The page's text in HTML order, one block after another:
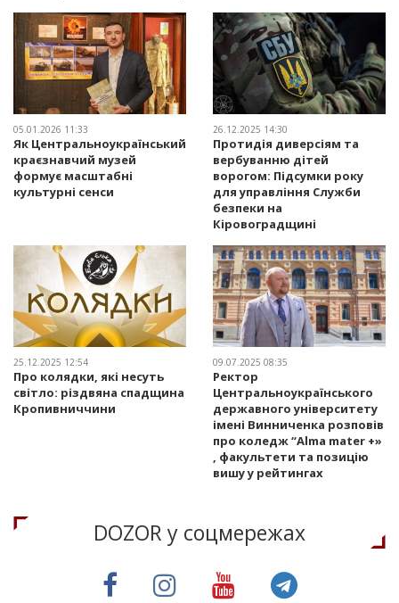
05.01.2026 11:33
Як Центральноукраїнський
краєзнавчий музей
формує масштабні
культурні сенси
26.12.2025 14:30
Протидія диверсіям та
вербуванню дітей
ворогом: Підсумки року
для управління Служби
безпеки на
Кіровоградщині
25.12.2025 12:54
Про колядки, які несуть
світло: різдвяна спадщина
Кропивниччини
09.07.2025 08:35
Ректор
Центральноукраїнського
державного університету
імені Винниченка розповів
про коледж “Alma mater +»
, факультети та позицію
вишу у рейтингах
DOZOR у соцмережах